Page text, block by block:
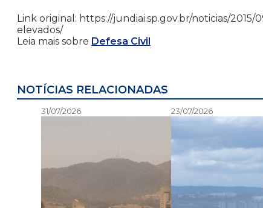
Link original: https://jundiai.sp.gov.br/noticias/
elevados/
Leia mais sobre Defesa Civil
NOTÍCIAS RELACIONADAS
31/07/2026 23/07/2026